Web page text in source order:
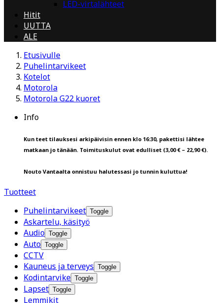
LED-virtalähteet
Hitit
UUTTA
ALE
Etusivulle
Puhelintarvikeet
Kotelot
Motorola
Motorola G22 kuoret
Info
Kun teet tilauksesi arkipäivisin ennen klo 16:30, pakettisi lähtee
matkaan jo tänään. Toimituskulut ovat edulliset (3,00 € – 22,90 €).
Nouto Vantaalta onnistuu halutessasi jo tunnin kuluttua!
Tuotteet
Puhelintarvikeet Toggle
Askartelu, käsityö
Audio Toggle
Auto Toggle
CCTV
Kauneus ja terveys Toggle
Kodintarvike Toggle
Lapset Toggle
Lemmikit